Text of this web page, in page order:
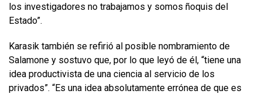
los investigadores no trabajamos y somos ñoquis del
Estado”.
Karasik también se refirió al posible nombramiento de
Salamone y sostuvo que, por lo que leyó de él, “tiene una
idea productivista de una ciencia al servicio de los
privados”. “Es una idea absolutamente errónea de que es